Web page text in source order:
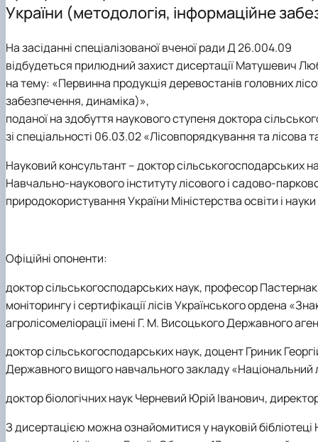
Зимовий вступ
Для іноземців / For foreigners
Військова освіта
Довідкова інформація
Центр колективного користування науковим
Наукові видання
Наука для бізнесу
Доступ до публічної інформації
Офіційна символіка
Антикорупційні заходи
Гендерна радниця
Контактна інформація
України (методологія, інформаційне
На засіданні спеціалізованої вченої ради Д 26.004.09
відбудеться прилюдний захист дисертації Матушевич
на тему: «Первинна продукція деревостанів головних
забезпечення, динаміка)»,
поданої на здобуття наукового ступеня доктора
зі спеціальності 06.03.02 «Лісовпорядкування та лісова
Науковий консультант– доктор сільськогосподарських
Навчально-наукового інституту лісового і садово-
природокористування України Міністерства освіти і науки
Офіційні опоненти:
доктор сільськогосподарських наук, професор
моніторингу і сертифікації лісів Українського ордена
агролісомеліорації імені Г. М. Висоцького Державного
доктор сільськогосподарських наук, доцент Гриник
Державного вищого навчального закладу «Національний
доктор біологічних наук Черневий Юрій Іванович,
З дисертацією можна ознайомитися у науковій